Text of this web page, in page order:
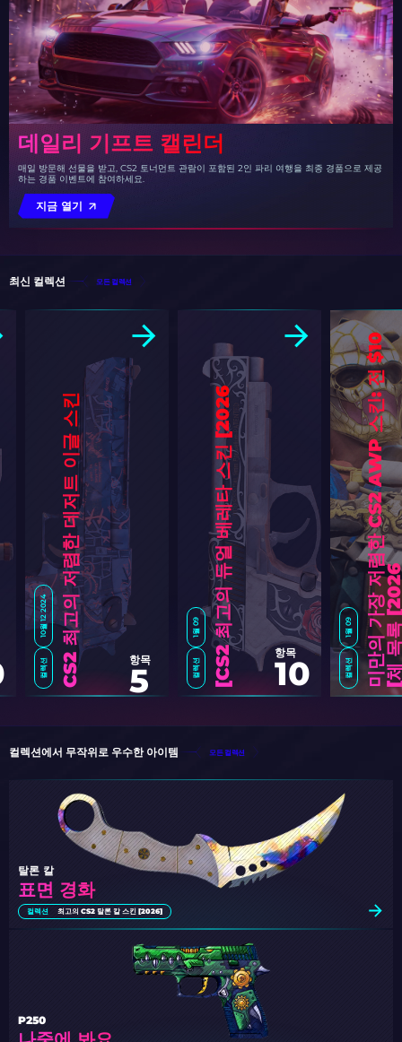
데일리 기프트 캘린더
매일 방문해 선물을 받고, CS2 토너먼트 관람이 포함된 2인 파리 여행을 최종 경품으로 제공
하는 경품 이벤트에 참여하세요.
지금 열기
최신 컬렉션 모든 컬렉션
1월 09
컬렉션 $
1
0
미
만
의
가
장
저
렴
한
C
S
2
A
W
P
스
킨
:
전
체
목
록
[
2
0
2
1월 09
컬렉션
C
S
2
최
고
의
듀
얼
베
레
타
스
킨
[
2
0
2
6
] 항목
10
10월 12 2024
컬렉션 CS2 최고의 저렴한 데저트 이글 스킨 항목
5
컬렉션에서 무작위로 우수한 아이템 모든 컬렉션
표면 경화
탈론 칼
컬렉션 최고의 CS2 탈론 칼 스킨 [2026]
P250